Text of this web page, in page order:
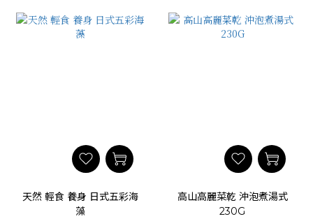
天然 輕食 養身 日式五彩海
藻
高山高麗菜乾 沖泡煮湯式
230G